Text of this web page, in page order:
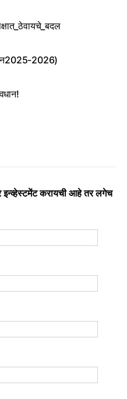
2026)
इन्व्हेस्टमेंट करायची आहे तर लगेच